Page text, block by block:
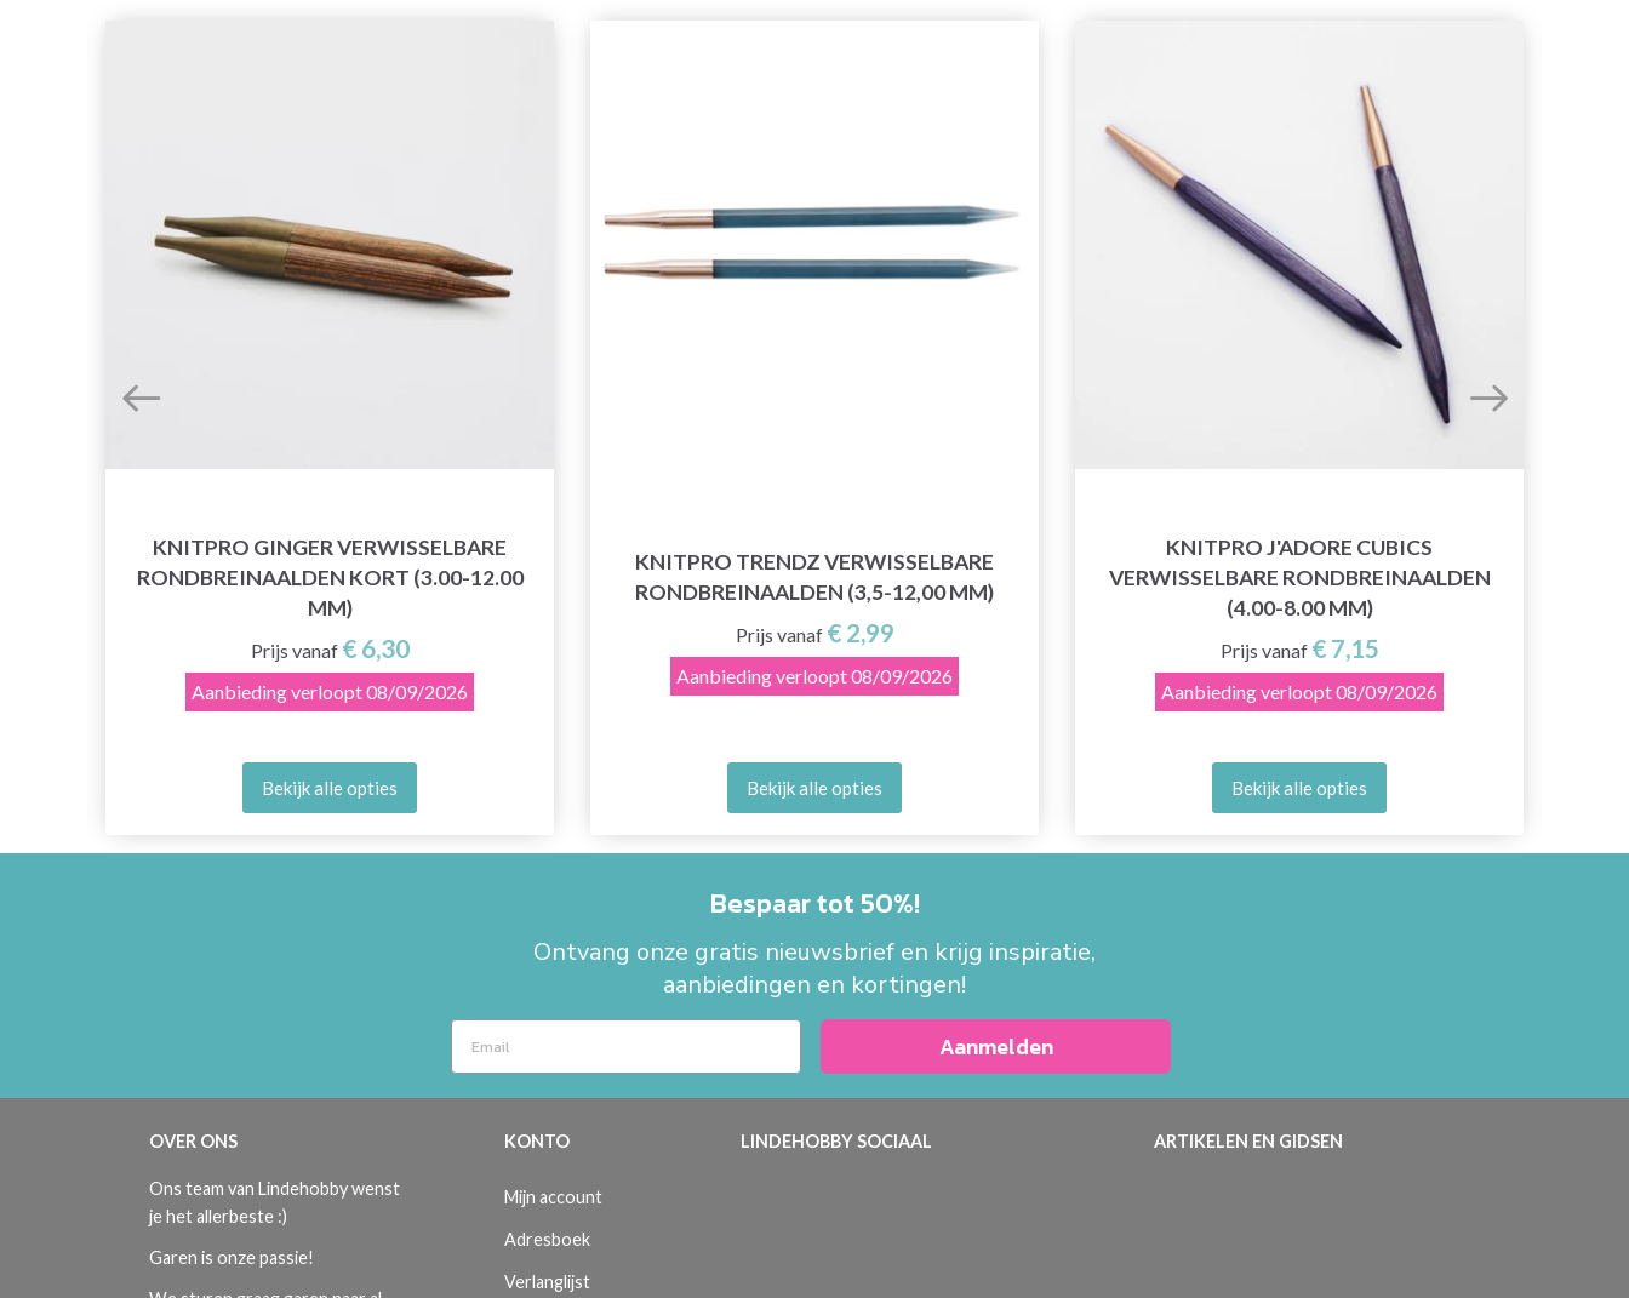
KNITPRO GINGER VERWISSELBARE
RONDBREINAALDEN KORT (3.00-12.00
MM)
Prijs vanaf € 6,30
Aanbieding verloopt08/09/2026
Bekijk alle opties
KNITPRO TRENDZ VERWISSELBARE
RONDBREINAALDEN (3,5-12,00 MM)
Prijs vanaf € 2,99
Aanbieding verloopt08/09/2026
Bekijk alle opties
KNITPRO J'ADORE CUBICS
VERWISSELBARE RONDBREINAALDEN
(4.00-8.00 MM)
Prijs vanaf € 7,15
Aanbieding verloopt08/09/2026
Bekijk alle opties
Bespaar tot 50%!
Ontvang onze gratis nieuwsbrief en krijg inspiratie,
aanbiedingen en kortingen!
Aanmelden
OVER ONS
Ons team van Lindehobby wenst
je het allerbeste :)
Garen is onze passie!
KONTO
Mijn account
Adresboek
Verlanglijst
LINDEHOBBY SOCIAAL ARTIKELEN EN GIDSEN